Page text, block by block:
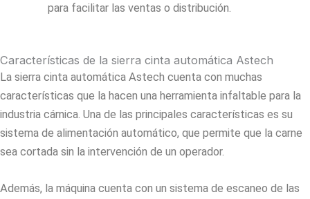
para facilitar las ventas o distribución.
Características de la sierra cinta automática Astech
La sierra cinta automática Astech cuenta con muchas
características que la hacen una herramienta infaltable para la
industria cárnica. Una de las principales características es su
sistema de alimentación automático, que permite que la carne
sea cortada sin la intervención de un operador.
Además, la máquina cuenta con un sistema de escaneo de las